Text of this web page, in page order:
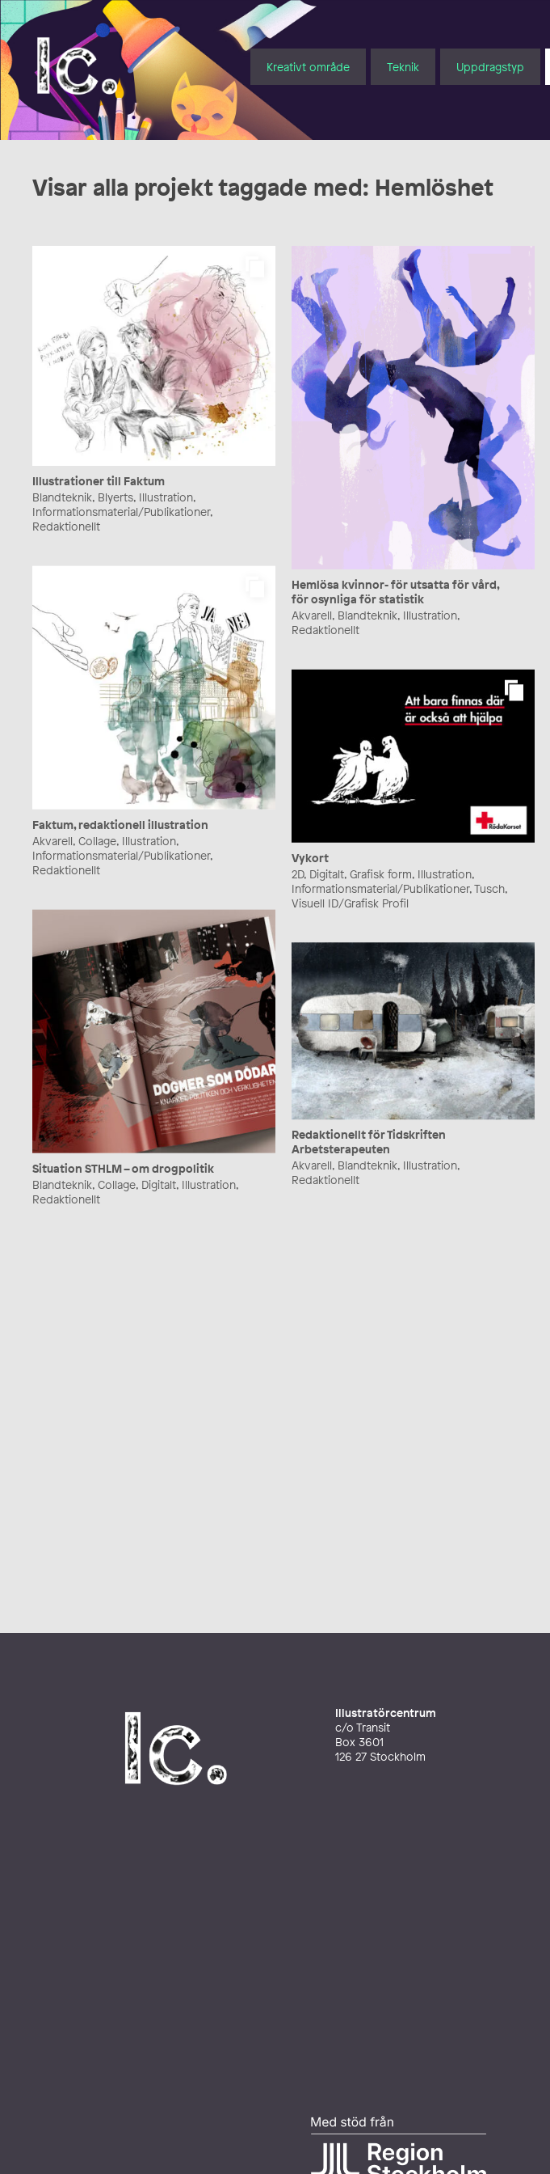
Illustratörcentrum
Kreativt område Teknik Uppdragstyp
Visar alla projekt taggade med: Hemlöshet
Illustrationer till Faktum
Blandteknik, Blyerts, Illustration,
Informationsmaterial/Publikationer,
Redaktionellt
Hemlösa kvinnor- för utsatta för vård,
för osynliga för statistik
Akvarell, Blandteknik, Illustration,
Redaktionellt
Faktum, redaktionell illustration
Akvarell, Collage, Illustration,
Informationsmaterial/Publikationer,
Redaktionellt
Vykort
2D, Digitalt, Grafisk form, Illustration,
Informationsmaterial/Publikationer, Tusch,
Visuell ID/Grafisk Profil
Situation STHLM – om drogpolitik
Blandteknik, Collage, Digitalt, Illustration,
Redaktionellt
Redaktionellt för Tidskriften
Arbetsterapeuten
Akvarell, Blandteknik, Illustration,
Redaktionellt
Illustratörcentrum
c/o Transit
Box 3601
126 27 Stockholm